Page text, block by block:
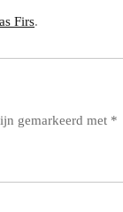
Firs.
gemarkeerd met *